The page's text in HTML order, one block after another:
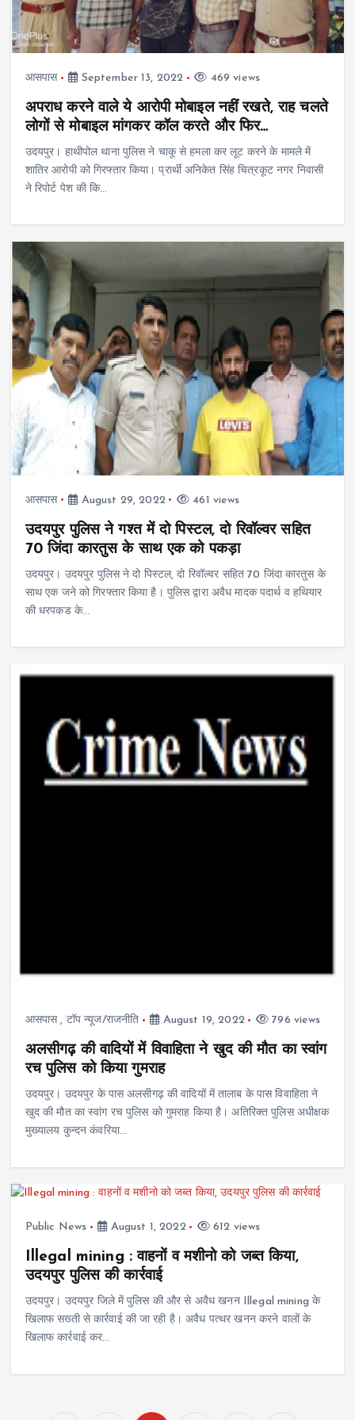
आसपास September 13, 2022 469 views
अपराध करने वाले ये आरोपी मोबाइल नहीं रखते, राह चलते
लोगों से मोबाइल मांगकर कॉल करते और फिर…
उदयपुर। हाथीपोल थाना पुलिस ने चाकू से हमला कर लूट करने के मामले में
शातिर आरोपी को गिरफ्तार किया। प्रार्थी अनिकेत सिंह चित्रकूट नगर निवासी
ने रिपोर्ट पेश की कि…
आसपास August 29, 2022 461 views
उदयपुर पुलिस ने गश्त में दो पिस्टल, दो रिवॉल्वर सहित
70 जिंदा कारतुस के साथ एक को पकड़ा
उदयपुर। उदयपुर पुलिस ने दो पिस्टल, दो रिवॉल्वर सहित 70 जिंदा कारतुस के
साथ एक जने को गिरफ्तार किया है। पुलिस द्वारा अवैध मादक पदार्थ व हथियार
की धरपकड के…
आसपास, टॉप न्यूज/राजनीति August 19, 2022 796 views
अलसीगढ़ की वादियों में विवाहिता ने खुद की मौत का स्वांग
रच पुलिस को किया गुमराह
उदयपुर। उदयपुर के पास अलसीगढ़ की वादियों में तालाब के पास विवाहिता ने
खुद की मौत का स्वांग रच पुलिस को गुमराह किया है। अतिरिक्त पुलिस अधीक्षक
मुख्यालय कुन्दन कंवरिया…
Public News August 1, 2022 612 views
Illegal mining : वाहनों व मशीनो को जब्त किया,
उदयपुर पुलिस की कार्रवाई
उदयपुर। उदयपुर जिले में पुलिस की और से अवैध खनन Illegal mining के
खिलाफ सख्ती से कार्रवाई की जा रही है। अवैध पत्थर खनन करने वालों के
खिलाफ कार्रवाई कर…